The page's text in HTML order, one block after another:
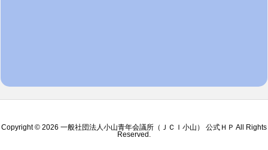
Copyright © 2026 一般社団法人小山青年会議所（ＪＣＩ小山） 公式ＨＰ All Rights
Reserved.